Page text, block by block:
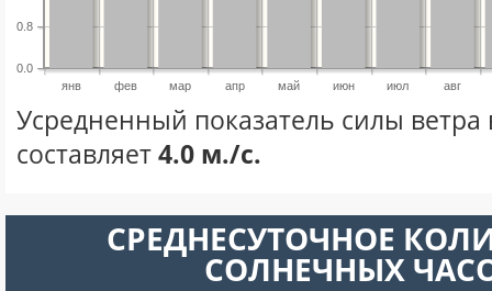
янв фев мар апр май июн июл авг
0.0
0.8
Усредненный показатель силы ветра
составляет4.0 м./с.
СРЕДНЕСУТОЧНОЕ
СОЛНЕЧНЫХ